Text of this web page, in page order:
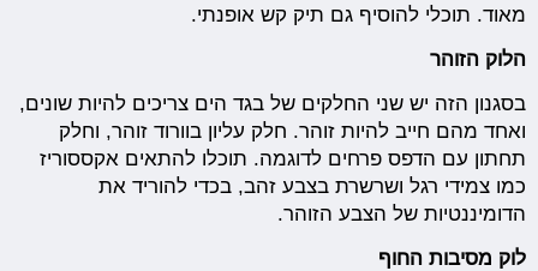
מאוד. תוכלי להוסיף גם תיק קש אופנתי.
הלוק הזוהר
בסגנון הזה יש שני החלקים של בגד הים צריכים להיות שונים,
ואחד מהם חייב להיות זוהר. חלק עליון בוורוד זוהר, וחלק
תחתון עם הדפס פרחים לדוגמה. תוכלו להתאים אקססוריז
כמו צמידי רגל ושרשרת בצבע זהב, בכדי להוריד את
הדומיננטיות של הצבע הזוהר.
לוק מסיבות החוף